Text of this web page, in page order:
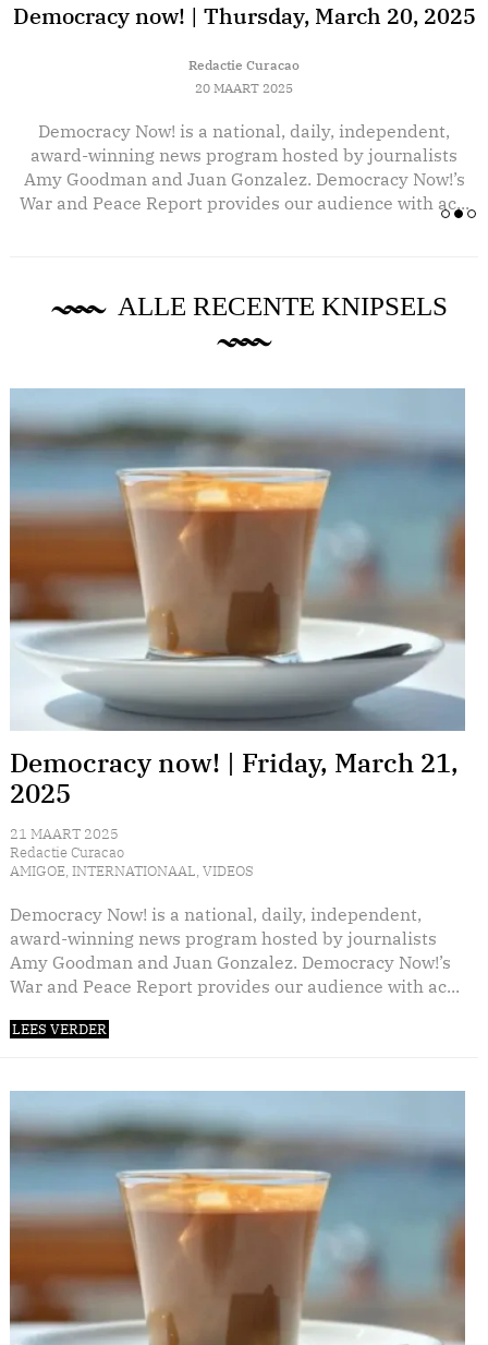
Democracy now! | Thursday, March 20, 2025
Redactie Curacao
20 MAART 2025
Democracy Now! is a national, daily, independent,
award-winning news program hosted by journalists
Amy Goodman and Juan Gonzalez. Democracy Now!’s
War and Peace Report provides our audience with ac...
ALLE RECENTE KNIPSELS
Democracy now! | Friday, March 21,
2025
21 MAART 2025
Redactie Curacao
AMIGOE, INTERNATIONAAL, VIDEOS
Democracy Now! is a national, daily, independent,
award-winning news program hosted by journalists
Amy Goodman and Juan Gonzalez. Democracy Now!’s
War and Peace Report provides our audience with ac...
LEES VERDER